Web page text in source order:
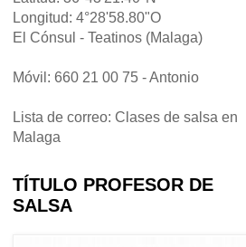
Longitud: 4°28'58.80"O
El Cónsul - Teatinos (Malaga)
Móvil: 660 21 00 75 - Antonio
Lista de correo: Clases de salsa en
Malaga
TÍTULO PROFESOR DE
SALSA